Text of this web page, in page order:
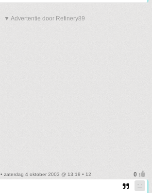
▼ Advertentie door Refinery89
• zaterdag 4 oktober 2003 @ 13:19 • 12